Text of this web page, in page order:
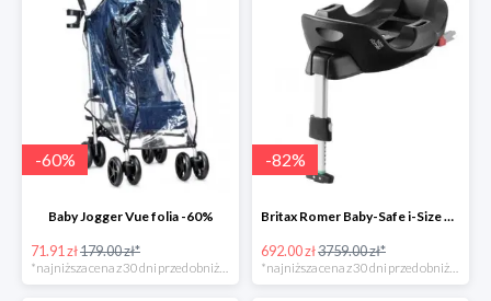
-60%
Baby Jogger Vue folia -60%
71.91 zł179.00 zł*
*najniższa cena z 30 dni przed obniżką
-82%
Britax Romer Baby-Safe i-Size Flex Base -82%
692.00 zł3759.00 zł*
*najniższa cena z 30 dni przed obniżką